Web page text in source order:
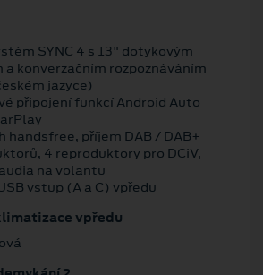
SYNC 4 s 13" dotykovým
a konverzačním rozpoznáváním
jazyce)
připojení funkcí Android Auto
handsfree, příjem DAB / DAB+
4 reproduktory pro DCiV,
na volantu
vstup (A a C) vpředu
vpředu